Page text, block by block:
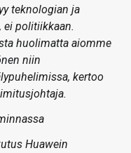
teknologian ja
ei politiikkaan.
huolimatta aiomme
niin
kertoo
Huawein